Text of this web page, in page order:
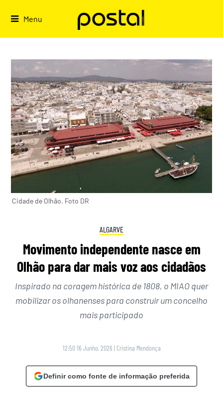
Menu
Cidade de Olhão. Foto DR
ALGARVE
Movimento independente nasce em
Olhão para dar mais voz aos cidadãos
Inspirado na coragem histórica de 1808, o MIAO quer
mobilizar os olhanenses para construir um concelho
mais participado
12:50 16 Junho, 2026 | Cristina Mendonça
Definir como fonte de informação preferida